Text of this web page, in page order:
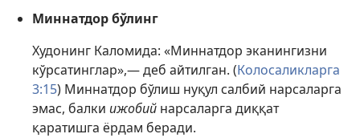
Миннатдор бўлинг
Худонинг Каломида: «Миннатдор эканингизни
кўрсатинглар»,— деб айтилган. (Колосаликларга
3:15) Миннатдор бўлиш нуқул салбий нарсаларга
эмас, балки ижобий нарсаларга диққат
қаратишга ёрдам беради.